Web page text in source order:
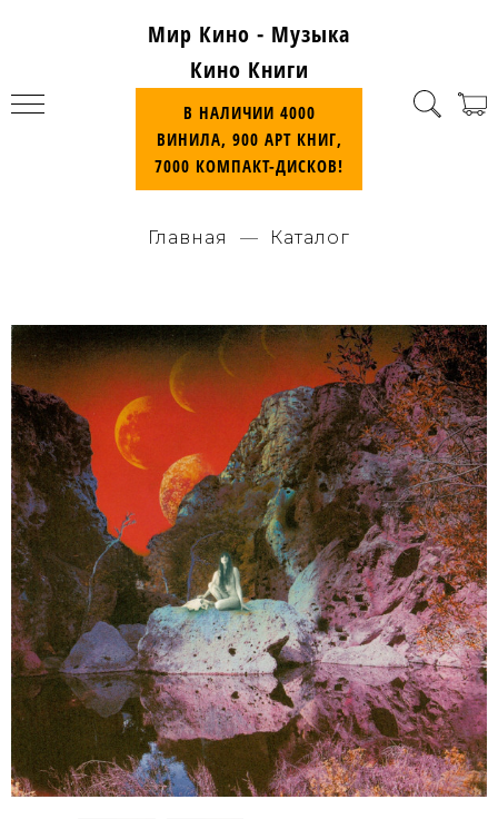
Мир Кино - Музыка
Кино Книги
В НАЛИЧИИ 4000
ВИНИЛА, 900 АРТ КНИГ,
7000 КОМПАКТ-ДИСКОВ!
Главная Каталог